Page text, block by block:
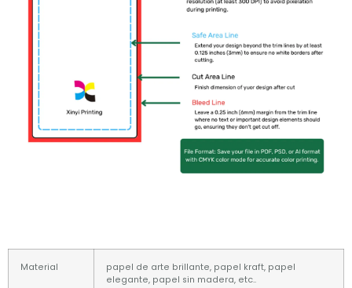
Material
papel de arte brillante, papel kraft, papel
elegante, papel sin madera, etc..